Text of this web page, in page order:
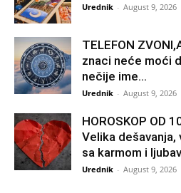
Urednik - August 9, 2026
TELEFON
znaci neće moći
nečije ime...
Urednik - August 9, 2026
HOROSKOP OD
Velika
sa karmom i
Urednik - August 9, 2026